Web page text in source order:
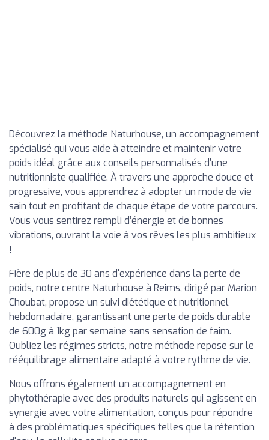
Découvrez la méthode Naturhouse, un accompagnement
spécialisé qui vous aide à atteindre et maintenir votre
poids idéal grâce aux conseils personnalisés d’une
nutritionniste qualifiée. À travers une approche douce et
progressive, vous apprendrez à adopter un mode de vie
sain tout en profitant de chaque étape de votre parcours.
Vous vous sentirez rempli d’énergie et de bonnes
vibrations, ouvrant la voie à vos rêves les plus ambitieux
!
Fière de plus de 30 ans d'expérience dans la perte de
poids, notre centre Naturhouse à Reims, dirigé par Marion
Choubat, propose un suivi diététique et nutritionnel
hebdomadaire, garantissant une perte de poids durable
de 600g à 1kg par semaine sans sensation de faim.
Oubliez les régimes stricts, notre méthode repose sur le
rééquilibrage alimentaire adapté à votre rythme de vie.
Nous offrons également un accompagnement en
phytothérapie avec des produits naturels qui agissent en
synergie avec votre alimentation, conçus pour répondre
à des problématiques spécifiques telles que la rétention